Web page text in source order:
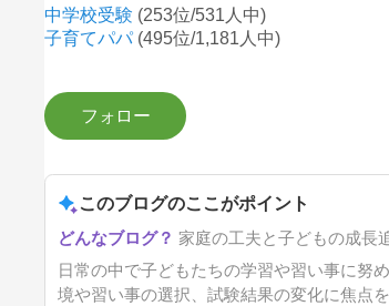
中学校受験 (253位/531人中)
子育てパパ (495位/1,181人中)
このブログのここがポイント
家庭の工夫と子どもの成長
日常の中で子どもたちの学習や習い事に努
境や習い事の選択、試験結果の変化に焦点